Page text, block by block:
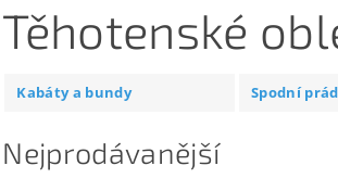
Těhotenské
Kabáty a bundy Spodní
Nejprodávanější